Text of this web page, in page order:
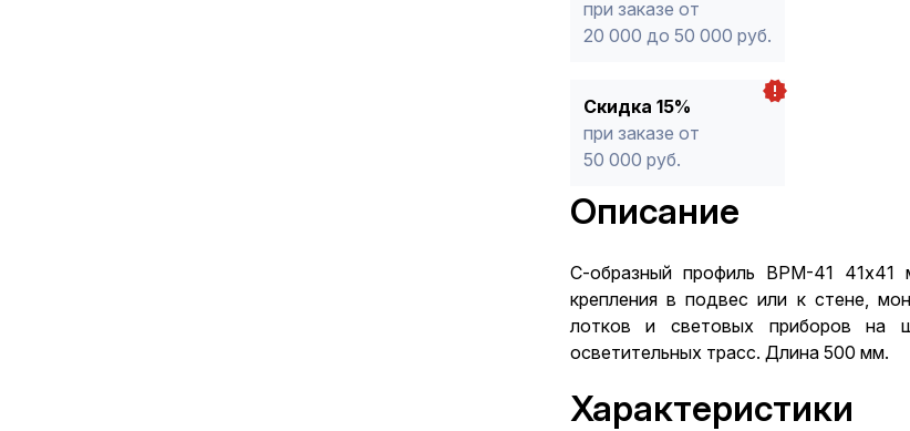
при заказе от
20 000 до 50 000 руб.
Скидка 15%
при заказе от
50 000 руб.
Описание
С-образный профиль BPM-41
крепления в подвес или к стене,
лотков и световых приборов на
осветительных трасс. Длина 500 мм.
Характеристики